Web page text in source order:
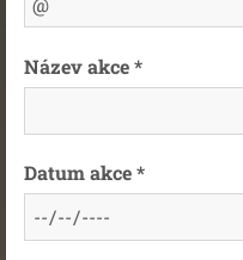
Název akce *
Datum akce *